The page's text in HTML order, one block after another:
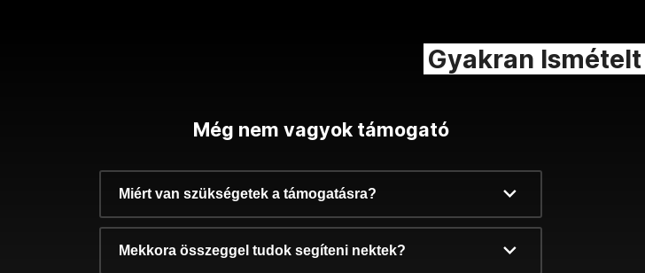
Gyakran
Még nem vagyok támogató
Miért van szükségetek a támogatásra?
Mekkora összeggel tudok segíteni nektek?